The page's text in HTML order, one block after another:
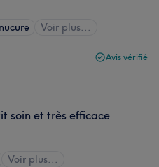
Voir plus...
Avis vérifié
soin et très efficace
Voir plus...